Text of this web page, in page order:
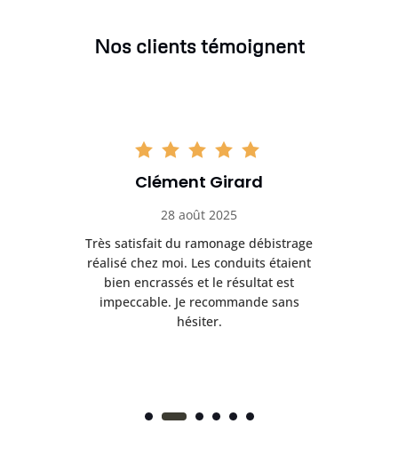
Nos clients témoignent
Clément Girard
28 août 2025
Très satisfait du ramonage débistrage
réalisé chez moi. Les conduits étaient
bien encrassés et le résultat est
impeccable. Je recommande sans
hésiter.